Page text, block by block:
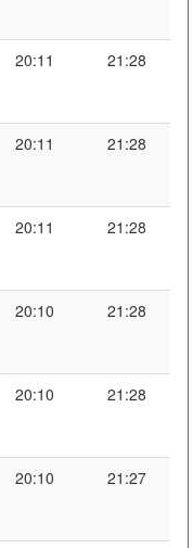
20:11 21:28
20:11 21:28
20:11 21:28
20:10 21:28
20:10 21:28
20:10 21:27